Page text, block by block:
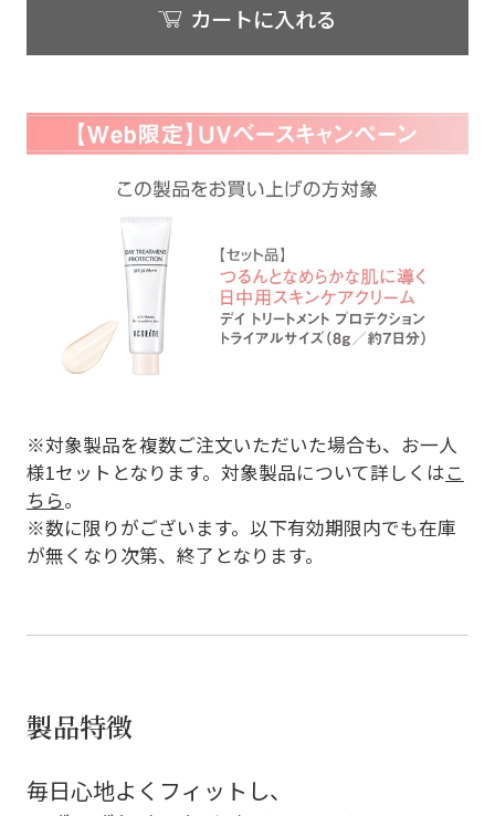
カートに入れる
※対象製品を複数ご注文いただいた場合も、お一人
様1セットとなります。対象製品について詳しくはこ
ちら。
※数に限りがございます。以下有効期限内でも在庫
が無くなり次第、終了となります。
製品特徴
毎日心地よくフィットし、